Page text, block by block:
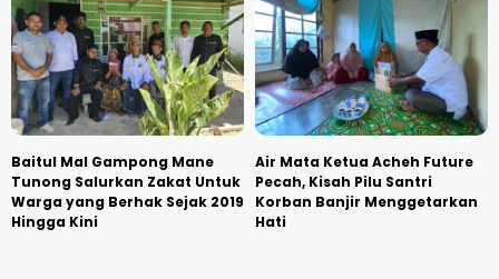
Baitul Mal Gampong Mane
Tunong Salurkan Zakat Untuk
Warga yang Berhak Sejak 2019
Hingga Kini
Air Mata Ketua Acheh Future
Pecah, Kisah Pilu Santri
Korban Banjir Menggetarkan
Hati